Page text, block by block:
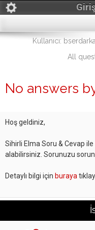
Kullanıcı:
All
No answers
Hoş geldiniz,
Sihirli Elma Soru & Cevap ile
alabilirsiniz. Sorunuzu sorun
Detaylı bilgi için buraya